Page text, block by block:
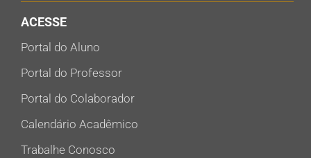
ACESSE
Portal do Aluno
Portal do Professor
Portal do Colaborador
Calendário Acadêmico
Trabalhe Conosco